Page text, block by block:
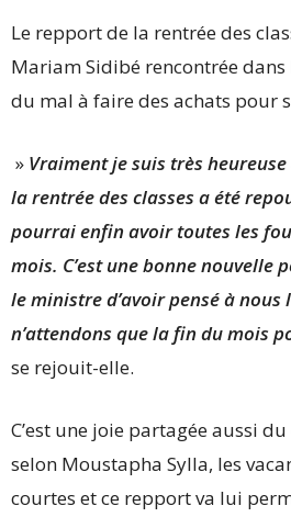
Le repport de la rentrée des
Mariam Sidibé rencontrée
du mal à faire des achats pour
» Vraiment je suis très
la rentrée des classes a été
pourrai enfin avoir toutes les
mois. C’est une bonne nouvelle
le ministre d’avoir pensé à nous
n’attendons que la fin du mois
se rejouit-elle.
C’est une joie partagée aussi
selon Moustapha Sylla, les
courtes et ce repport va lui